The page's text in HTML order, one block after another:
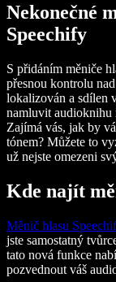
Nekonečné
Speechify
S přidáním měniče
přesnou kontrolu
lokalizován a sdílen
namluvit audioknihu
Zajímá vás, jak by
tónem? Můžete to
už nejste omezeni
Kde najít
Měnič hlasu
jste samostatný
tato nová funkce
pozvednout váš